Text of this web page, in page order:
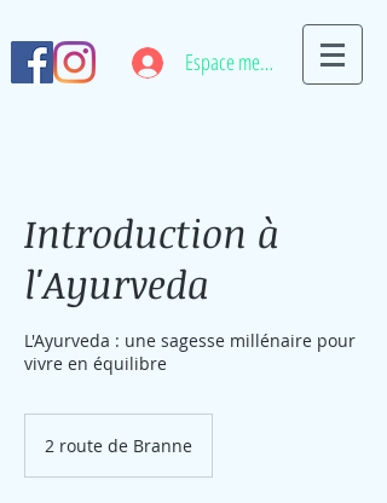
Espace membre
Introduction à
l'Ayurveda
L'Ayurveda : une sagesse millénaire pour
vivre en équilibre
2 route de Branne